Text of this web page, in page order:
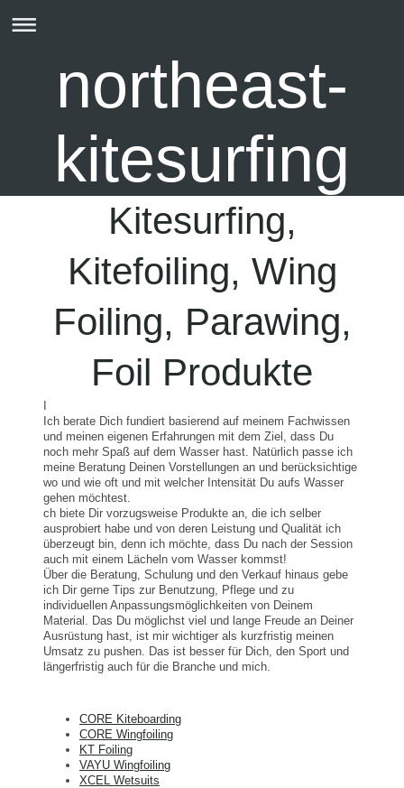
northeast-
kitesurfing
Kitesurfing,
Kitefoiling, Wing
Foiling, Parawing,
Foil Produkte
Ich berate Dich fundiert basierend auf meinem Fachwissen
und meinen eigenen Erfahrungen mit dem Ziel, dass Du
noch mehr Spaß auf dem Wasser hast. Natürlich passe ich
meine Beratung Deinen Vorstellungen an und berücksichtige
wo und wie oft und mit welcher Intensität Du aufs Wasser
gehen möchtest.
ch biete Dir vorzugsweise Produkte an, die ich selber
ausprobiert habe und von deren Leistung und Qualität ich
überzeugt bin, denn ich möchte, dass Du nach der Session
auch mit einem Lächeln vom Wasser kommst!
Über die Beratung, Schulung und den Verkauf hinaus gebe
ich Dir gerne Tips zur Benutzung, Pflege und zu
individuellen Anpassungsmöglichkeiten von Deinem
Material. Das Du möglichst viel und lange Freude an Deiner
Ausrüstung hast, ist mir wichtiger als kurzfristig meinen
Umsatz zu pushen. Das ist besser für Dich, den Sport und
längerfristig auch für die Branche und mich.
CORE Kiteboarding
CORE Wingfoiling
KT Foiling
VAYU Wingfoiling
XCEL Wetsuits